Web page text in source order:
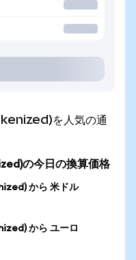
を人気の通
の今日の換算価格
から 米ドル
から ユーロ